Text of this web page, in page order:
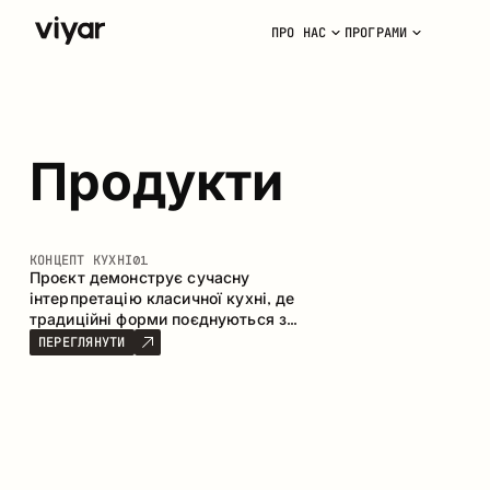
ПРО НАС ПРОГРАМИ
Продукти
КОНЦЕПТ КУХНІ01
Проєкт демонструє сучасну
інтерпретацію класичної кухні, де
традиційні форми поєднуються з
актуальними матеріалами та
стриманою колірною палітрою.
ПЕРЕГЛЯНУТИ